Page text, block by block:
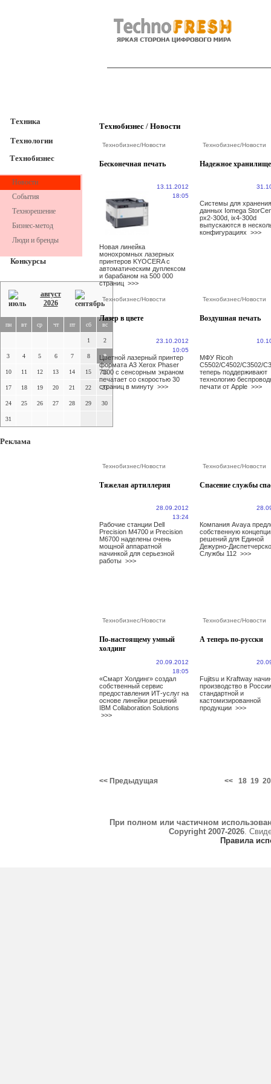
Техника
Технологии
Технобизнес
Новости
События
Технорешение
Бизнес-метод
Люди и бренды
Конкурсы
август
2026
пн вт ср чт пт сб вс
1 2
3 4 5 6 7 8 9
10 11 12 13 14 15 16
17 18 19 20 21 22 23
24 25 26 27 28 29 30
31
Реклама
Технобизнес / Новости
Технобизнес/Новости
Бесконечная печать
13.11.2012
18:05
Новая линейка
монохромных лазерных
принтеров KYOCERA с
автоматическим дуплексом
и барабаном на 500 000
страниц >>>
Технобизнес/Новости
Надежное хранилище
Системы для хранения
данных Iomega
px2-300d, ix4-300d
выпускаются в
конфигурациях >>>
Технобизнес/Новости
Лазер в цвете
23.10.2012
10:05
Цветной лазерный принтер
формата А3 Xerox Phaser
7100 с сенсорным экраном
печатает со скоростью 30
страниц в минуту >>>
Технобизнес/Новости
Воздушная печать
МФУ Ricoh
C5502/C4502/C3502/
теперь поддерживают
технологию
печати от Apple >>>
Технобизнес/Новости
Тяжелая артиллерия
28.09.2012
13:24
Рабочие станции Dell
Precision M4700 и Precision
M6700 наделены очень
мощной аппаратной
начинкой для серьезной
работы >>>
Технобизнес/Новости
Спасение службы
Компания Avaya
собственную
решений для Единой
Дежурно-
Службы 112 >>>
Технобизнес/Новости
По-настоящему умный
холдинг
20.09.2012
18:05
«Смарт Холдинг» создал
собственный сервис
предоставления ИТ-услуг на
основе линейки решений
IBM Collaboration Solutions
>>>
Технобизнес/Новости
А теперь по-русски
Fujitsu и Kraftway
производство в России
стандартной и
кастомизированной
продукции >>>
<< Предыдущая << 18 19 20
При полном или частичном
Copyright 2007-2026.
Правила